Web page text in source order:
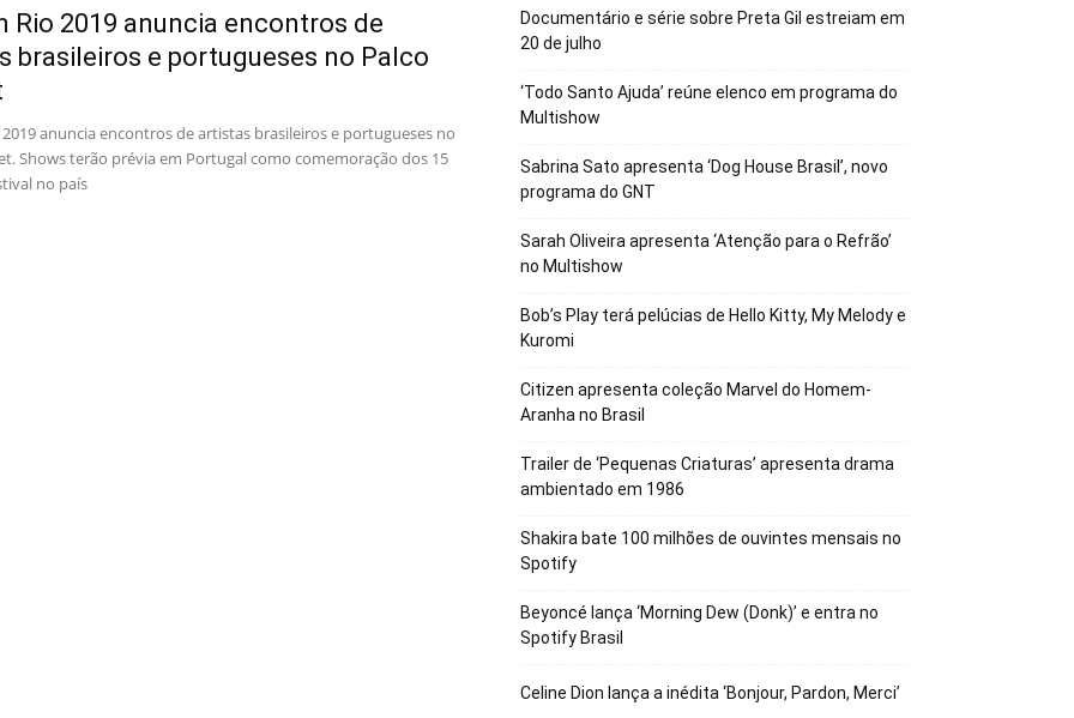
Rio 2019 anuncia encontros de
brasileiros e portugueses no Palco
2019 anuncia encontros de artistas brasileiros e portugueses no
Shows terão prévia em Portugal como comemoração dos 15
no país
Documentário e série sobre Preta Gil estreiam em
20 de julho
‘Todo Santo Ajuda’ reúne elenco em programa do
Multishow
Sabrina Sato apresenta ‘Dog House Brasil’, novo
programa do GNT
Sarah Oliveira apresenta ‘Atenção para o Refrão’
no Multishow
Bob’s Play terá pelúcias de Hello Kitty, My Melody e
Kuromi
Citizen apresenta coleção Marvel do Homem-
Aranha no Brasil
Trailer de ‘Pequenas Criaturas’ apresenta drama
ambientado em 1986
Shakira bate 100 milhões de ouvintes mensais no
Spotify
Beyoncé lança ‘Morning Dew (Donk)’ e entra no
Spotify Brasil
Celine Dion lança a inédita ‘Bonjour, Pardon, Merci’